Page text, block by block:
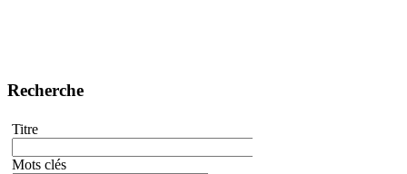
Recherche
Titre
Mots clés